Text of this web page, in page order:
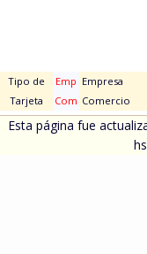
Tipo de
Tarjeta
Emp Empresa
Com Comercio
Esta página fue